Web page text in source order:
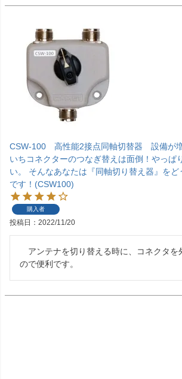
CSW-100 高性能2接点同軸切替器 設備が
いちコネクターのつなぎ替えは面倒！やっぱ
い。 そんなあなたは『同軸切り替え器』を
です！(CSW100)
購入者
投稿日 2022/11/20
アンテナを切り替える時に、コネクタを
ので便利です。